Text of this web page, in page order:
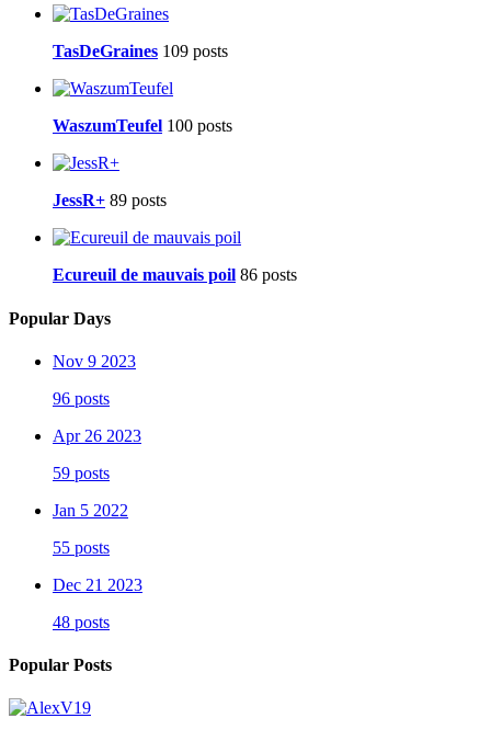
TasDeGraines 109 posts
WaszumTeufel 100 posts
JessR+ 89 posts
Ecureuil de mauvais poil 86 posts
Popular Days
Nov 9 2023
96 posts
Apr 26 2023
59 posts
Jan 5 2022
55 posts
Dec 21 2023
48 posts
Popular Posts